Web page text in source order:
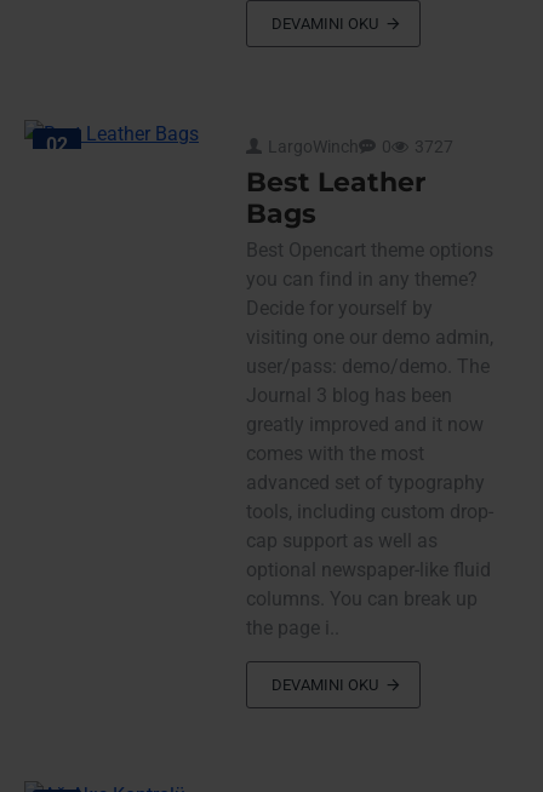
DEVAMINI OKU
02 LargoWinch 0 3727
Best Leather
Bags
Best Opencart theme options
you can find in any theme?
Decide for yourself by
visiting one our demo admin,
user/pass: demo/demo. The
Journal 3 blog has been
greatly improved and it now
comes with the most
advanced set of typography
tools, including custom drop-
cap support as well as
optional newspaper-like fluid
columns. You can break up
the page i..
DEVAMINI OKU